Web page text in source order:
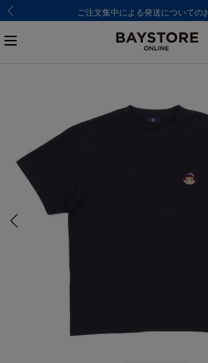
ご注文集中による発送についての